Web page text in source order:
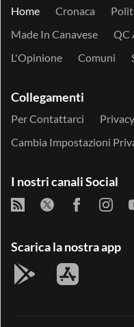
Home Cronaca
Made In Canavese
QC
L'Opinione
Comuni
Collegamenti
Per Contattarci Privacy
Cambia Impostazioni
I nostri canali Social
Scarica la nostra app